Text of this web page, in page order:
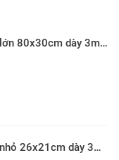
Lót chuột chống nước cỡ lớn 80x30cm dày 3mm ASTRO-01-80X30
Lót chuột chống nước cỡ nhỏ 26x21cm dày 3mm S-107-26X21 (ZEROTWO-01)